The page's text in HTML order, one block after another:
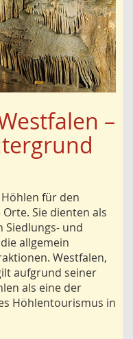
–
für den
Sie dienten als
Siedlungs- und
allgemein
Westfalen,
aufgrund seiner
als eine der
Höhlentourismus in